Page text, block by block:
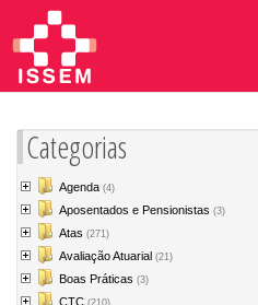
Categorias
Agenda (4)
Aposentados e Pensionistas (3)
Atas (271)
Avaliação Atuarial (21)
Boas Práticas (3)
CTC